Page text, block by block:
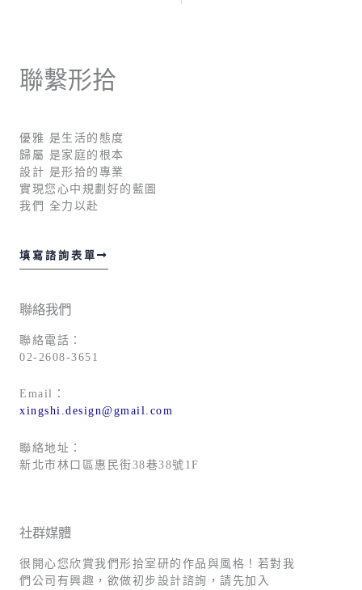
聯繫形拾
優雅 是生活的態度
歸屬 是家庭的根本
設計 是形拾的專業
實現您心中規劃好的藍圖
我們 全力以赴
填寫諮詢表單
聯絡我們
聯絡電話：
02-2608-3651
Email：
xingshi.design@gmail.com
聯絡地址：
新北市林口區惠民街38巷38號1F
社群媒體
很開心您欣賞我們形拾室研的作品與風格！若對我
們公司有興趣，欲做初步設計諮詢，請先加入